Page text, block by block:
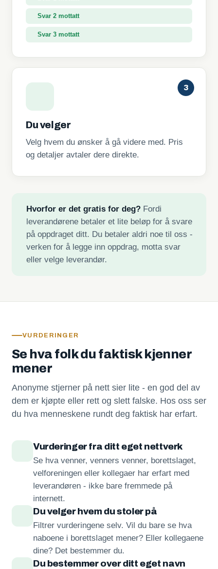
Svar 2 mottatt
Svar 3 mottatt
3
Du velger
Velg hvem du ønsker å gå videre med. Pris
og detaljer avtaler dere direkte.
Hvorfor er det gratis for deg?Fordi
leverandørene betaler et lite beløp for å svare
på oppdraget ditt. Du betaler aldri noe til oss -
verken for å legge inn oppdrag, motta svar
eller velge leverandør.
VURDERINGER
Se hva folk du faktisk kjenner
mener
Anonyme stjerner på nett sier lite - en god del av
dem er kjøpte eller rett og slett falske. Hos oss ser
du hva menneskene rundt deg faktisk har erfart.
Vurderinger fra ditt eget nettverk
Se hva venner, venners venner, borettslaget,
velforeningen eller kollegaer har erfart med
leverandøren - ikke bare fremmede på
internett.
Du velger hvem du stoler på
Filtrer vurderingene selv. Vil du bare se hva
naboene i borettslaget mener? Eller kollegaene
dine? Det bestemmer du.
Du bestemmer over ditt eget navn